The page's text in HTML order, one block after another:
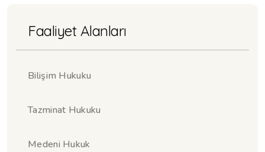
Faaliyet Alanları
Bilişim Hukuku
Tazminat Hukuku
Medeni Hukuk